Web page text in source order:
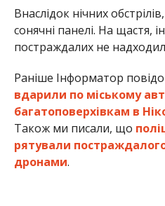
Внаслідок нічних
сонячні панелі. На щастя,
постраждалих не
Раніше Інформатор
вдарили по міському
багатоповерхівкам в
Також ми писали, що
рятували
дронами.